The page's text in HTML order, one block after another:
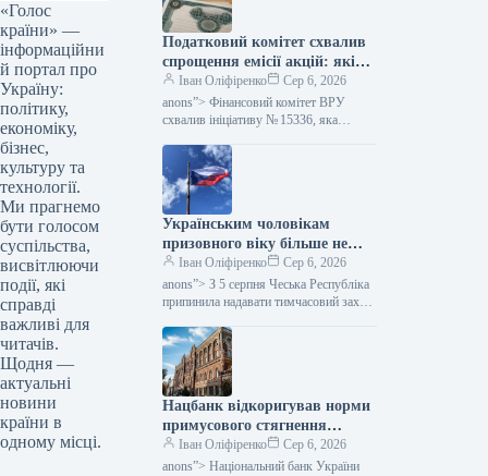
«Голос
країни» —
інформаційни
й портал про
Україну:
політику,
економіку,
бізнес,
культуру та
технології.
Ми прагнемо
бути голосом
суспільства,
висвітлюючи
події, які
справді
важливі для
читачів.
Щодня —
актуальні
новини
країни в
одному місці.
Податковий комітет схвалив
спрощення емісії акцій: які
зміни очікуються — Мінфін
Іван Оліфіренко
Сер 6, 2026
anons”> Фінансовий комітет ВРУ
схвалив ініціативу № 15336, яка
цінних паперів. Цей акт покликаний
скоротити бюрократичні перешкоди,…
Українським чоловікам
призовного віку більше не
надається тимчасовий захист
у Чехії, згідно з даними
Міністерства фінансів.
Іван Оліфіренко
Сер 6, 2026
anons”> З 5 серпня Чеська Республіка
припинила надавати тимчасовий захист
віку, які не можуть продемонструвати
виконання своїх…
Нацбанк відкоригував норми
примусового стягнення
грошей: як це позначиться на
тих, хто має заборгованість,
Іван Оліфіренко
Сер 6, 2026
anons”> Національний банк України